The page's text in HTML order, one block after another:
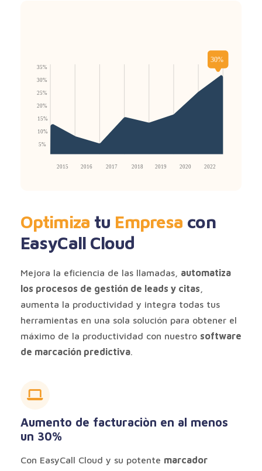
Optimiza tu Empresa con
EasyCall Cloud
Mejora la eficiencia de las llamadas, automatiza
los procesos de gestión de leads y citas
aumenta la productividad y integra todas tus
herramientas en una sola solución para obtener el
máximo de la productividad con nuestro software
de marcación predictiva.
Aumento de facturaciòn en al menos
un 30%
Con EasyCall Cloud y su potente marcador